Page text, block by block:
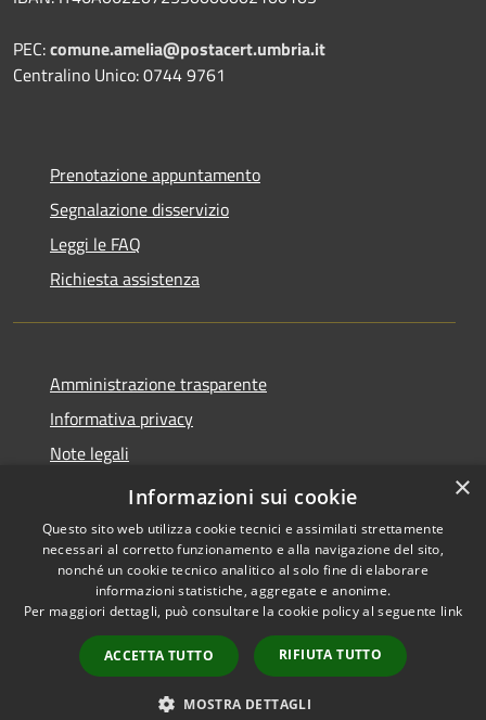
PEC:comune.amelia@postacert.umbria.it
Centralino Unico: 0744 9761
Prenotazione appuntamento
Segnalazione disservizio
Leggi le FAQ
Richiesta assistenza
Amministrazione trasparente
Informativa privacy
Note legali
Dichiarazione di accessibilità
Accessibilità
Copyright © 2026 • Comune di
Amelia • Powered by
Municipium•
Accesso
redazione
×
Informazioni sui cookie
Questo sito web utilizza cookie tecnici e assimilati strettamente
necessari al corretto funzionamento e alla navigazione del sito,
nonché un cookie tecnico analitico al solo fine di elaborare
informazioni statistiche, aggregate e anonime.
Per maggiori dettagli, può consultare la cookie policy al seguente link
ACCETTA TUTTO RIFIUTA TUTTO
MOSTRA DETTAGLI